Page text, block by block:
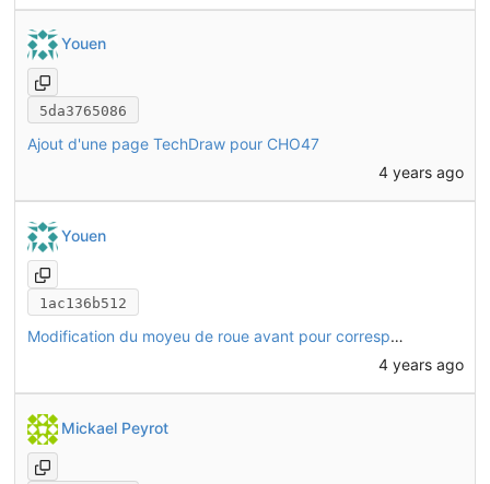
Youen
5da3765086
Ajout d'une page TechDraw pour CHO47
4 years ago
Youen
1ac136b512
Modification du moyeu de roue avant pour correspondre au nouveau modèle de roue utilisé. Modification de CHO47 pour être compatible avec ce moyeu.
4 years ago
Mickael Peyrot